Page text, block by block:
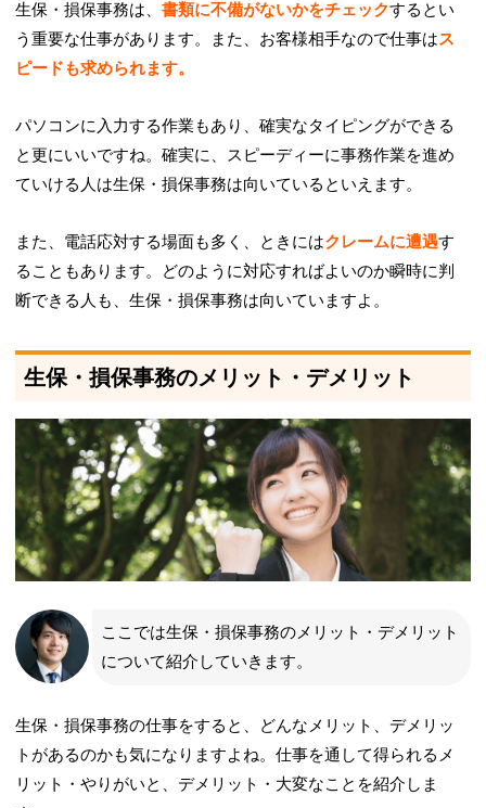
生保・損保事務は、書類に不備がないかをチェックするとい
う重要な仕事があります。また、お客様相手なので仕事はス
ピードも求められます。
パソコンに入力する作業もあり、確実なタイピングができる
と更にいいですね。確実に、スピーディーに事務作業を進め
ていける人は生保・損保事務は向いているといえます。
また、電話応対する場面も多く、ときにはクレームに遭遇す
ることもあります。どのように対応すればよいのか瞬時に判
断できる人も、生保・損保事務は向いていますよ。
生保・損保事務のメリット・デメリット
ここでは生保・損保事務のメリット・デメリット
について紹介していきます。
生保・損保事務の仕事をすると、どんなメリット、デメリッ
トがあるのかも気になりますよね。仕事を通して得られるメ
リット・やりがいと、デメリット・大変なことを紹介しま